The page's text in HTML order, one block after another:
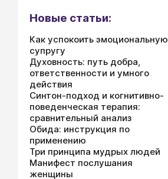
Новые статьи:
Как успокоить эмоциональную
супругу
Духовность: путь добра,
ответственности и умного
действия
Синтон-подход и когнитивно-
поведенческая терапия:
сравнительный анализ
Обида: инструкция по
применению
Три принципа мудрых людей
Манифест послушания
женщины